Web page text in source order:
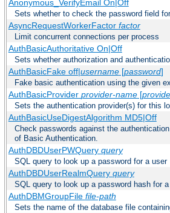
Anonymous_VerifyEmail On|Off
Sets whether to check the password field
AsyncRequestWorkerFactor factor
Limit concurrent connections per process
AuthBasicAuthoritative On|Off
Sets whether authorization and
AuthBasicFake off|username[password]
Fake basic authentication using the given
AuthBasicProvider provider-name[
Sets the authentication provider(s) for this
AuthBasicUseDigestAlgorithm MD5|Off
Check passwords against the
of Basic Authentication.
AuthDBDUserPWQuery query
SQL query to look up a password for a user
AuthDBDUserRealmQuery query
SQL query to look up a password hash for a
AuthDBMGroupFile file-path
Sets the name of the database file